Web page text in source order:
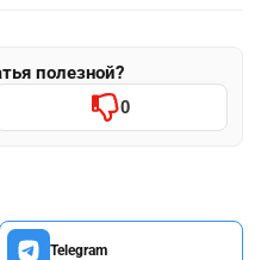
полезной?
0
Telegram